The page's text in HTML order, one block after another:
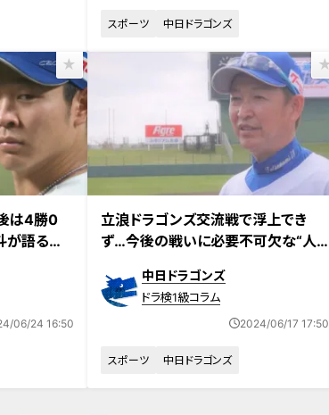
スポーツ 中日ドラゴンズ
は4勝0
が語る当
06/24 16:50
立浪ドラゴンズ交流戦で浮上でき
ず…今後の戦いに必要不可欠な“人
中日ドラゴンズ
ドラ検1級コラム
2024/06/17 17:50
スポーツ 中日ドラゴンズ